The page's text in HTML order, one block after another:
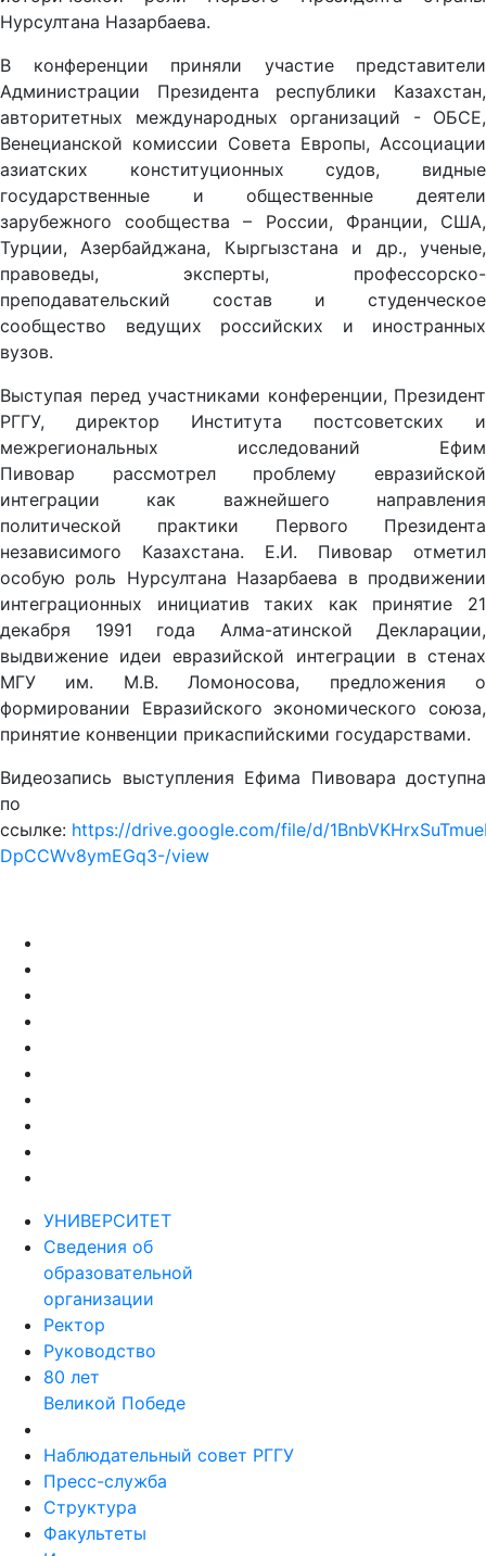
Нурсултана Назарбаева.
В конференции приняли участие представители
Администрации Президента республики Казахстан,
авторитетных международных организаций - ОБСЕ,
Венецианской комиссии Совета Европы, Ассоциации
азиатских конституционных судов, видные
государственные и общественные деятели
зарубежного сообщества – России, Франции, США,
Турции, Азербайджана, Кыргызстана и др., ученые,
правоведы, эксперты, профессорско-
преподавательский состав и студенческое
сообщество ведущих российских и иностранных
вузов.
Выступая перед участниками конференции, Президент
РГГУ, директор Института постсоветских и
межрегиональных исследований Ефим
Пивовар рассмотрел проблему евразийской
интеграции как важнейшего направления
политической практики Первого Президента
независимого Казахстана. Е.И. Пивовар отметил
особую роль Нурсултана Назарбаева в продвижении
интеграционных инициатив таких как принятие 21
декабря 1991 года Алма-атинской Декларации,
выдвижение идеи евразийской интеграции в стенах
МГУ им. М.В. Ломоносова, предложения о
формировании Евразийского экономического союза,
принятие конвенции прикаспийскими государствами.
Видеозапись выступления Ефима Пивовара доступна
по
ссылке: https://drive.google.com/file/d/
DpCCWv8ymEGq3-/view
УНИВЕРСИТЕТ
Сведения об
образовательной
организации
Ректор
Руководство
80 лет
Великой Победе
Наблюдательный совет РГГУ
Пресс-служба
Структура
Факультеты